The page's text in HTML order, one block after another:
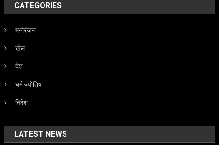
CATEGORIES
मनोरंजन
खेल
देश
धर्म ज्योतिष
विदेश
LATEST NEWS